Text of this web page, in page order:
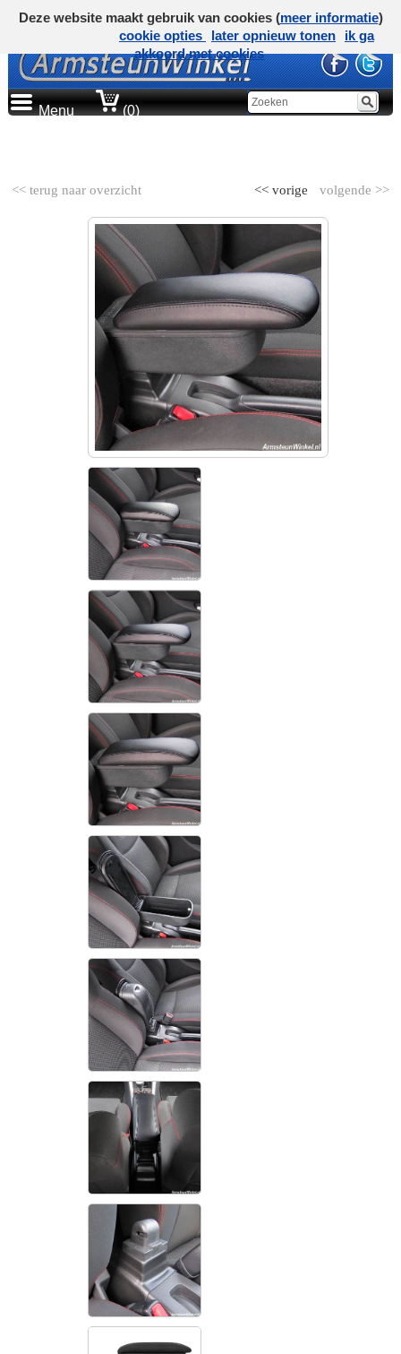
Menu (0)
<< terug naar overzicht volgende >>
<< vorige
Deze website maakt gebruik van cookies (meer informatie)
cookie opties
later opnieuw tonen
ik ga
akkoord met cookies